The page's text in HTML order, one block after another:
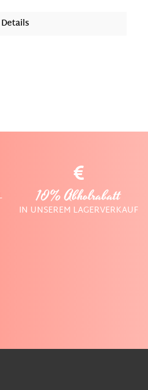
verleihen dem Schrank eine
Details
10% Abholrabatt
IN UNSEREM LAGERVERKAUF